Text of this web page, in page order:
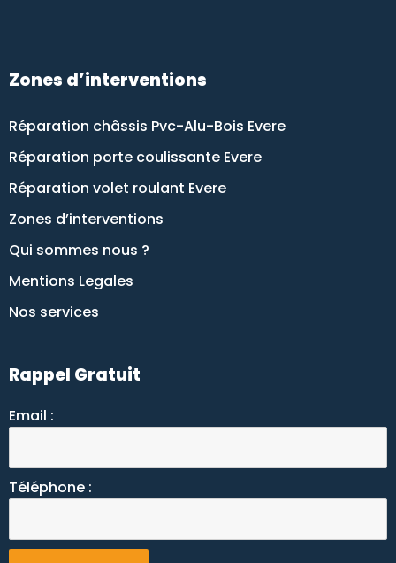
Zones d’interventions
Réparation châssis Pvc-Alu-Bois Evere
Réparation porte coulissante Evere
Réparation volet roulant Evere
Zones d’interventions
Qui sommes nous ?
Mentions Legales
Nos services
Rappel Gratuit
Email :
Téléphone :